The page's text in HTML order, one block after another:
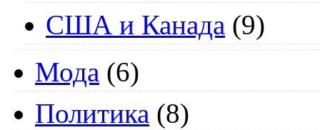
США и Канада (9)
Мода (6)
Политика (8)